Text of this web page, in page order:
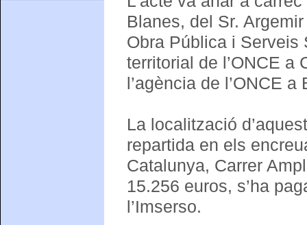
Blanes, del Sr.
Obra Pública i Serveis
territorial de l’ONCE a
l’agència de l’ONCE a
La localització
repartida en els
Catalunya, Carrer
15.256 euros, s’ha
l’Imserso.